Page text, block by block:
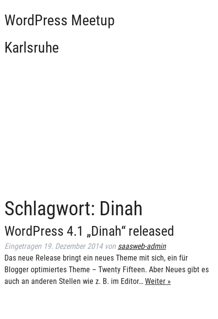
WordPress Meetup
Karlsruhe
Schlagwort: Dinah
WordPress 4.1 „Dinah“ released
Eingetragen 19. Dezember 2014 von saasweb-admin
Das neue Release bringt ein neues Theme mit sich, ein für
Blogger optimiertes Theme – Twenty Fifteen. Aber Neues gibt es
auch an anderen Stellen wie z. B. im Editor… Weiter »